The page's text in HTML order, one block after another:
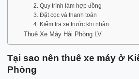
2. Quy trình làm hợp đồng
3. Đặt cọc và thanh toán
4. Kiểm tra xe trước khi nhận
Thuê Xe Máy Hải Phòng LV
Tại sao nên thuê xe máy ở
Phòng